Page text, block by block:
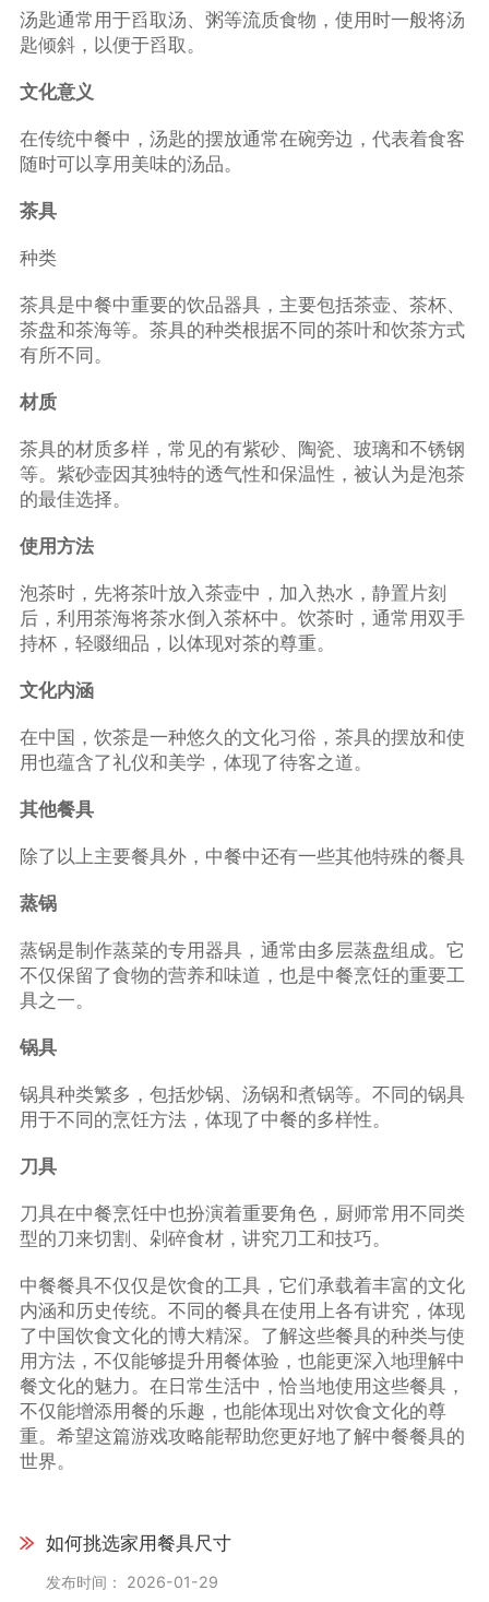
汤匙通常用于舀取汤、粥等流质食物，使用时一般将汤
匙倾斜，以便于舀取。
文化意义
在传统中餐中，汤匙的摆放通常在碗旁边，代表着食客
随时可以享用美味的汤品。
茶具
种类
茶具是中餐中重要的饮品器具，主要包括茶壶、茶杯、
茶盘和茶海等。茶具的种类根据不同的茶叶和饮茶方式
有所不同。
材质
茶具的材质多样，常见的有紫砂、陶瓷、玻璃和不锈钢
等。紫砂壶因其独特的透气性和保温性，被认为是泡茶
的最佳选择。
使用方法
泡茶时，先将茶叶放入茶壶中，加入热水，静置片刻
后，利用茶海将茶水倒入茶杯中。饮茶时，通常用双手
持杯，轻啜细品，以体现对茶的尊重。
文化内涵
在中国，饮茶是一种悠久的文化习俗，茶具的摆放和使
用也蕴含了礼仪和美学，体现了待客之道。
其他餐具
除了以上主要餐具外，中餐中还有一些其他特殊的餐具
蒸锅
蒸锅是制作蒸菜的专用器具，通常由多层蒸盘组成。它
不仅保留了食物的营养和味道，也是中餐烹饪的重要工
具之一。
锅具
锅具种类繁多，包括炒锅、汤锅和煮锅等。不同的锅具
用于不同的烹饪方法，体现了中餐的多样性。
刀具
刀具在中餐烹饪中也扮演着重要角色，厨师常用不同类
型的刀来切割、剁碎食材，讲究刀工和技巧。
中餐餐具不仅仅是饮食的工具，它们承载着丰富的文化
内涵和历史传统。不同的餐具在使用上各有讲究，体现
了中国饮食文化的博大精深。了解这些餐具的种类与使
用方法，不仅能够提升用餐体验，也能更深入地理解中
餐文化的魅力。在日常生活中，恰当地使用这些餐具，
不仅能增添用餐的乐趣，也能体现出对饮食文化的尊
重。希望这篇游戏攻略能帮助您更好地了解中餐餐具的
世界。
如何挑选家用餐具尺寸
发布时间： 2026-01-29